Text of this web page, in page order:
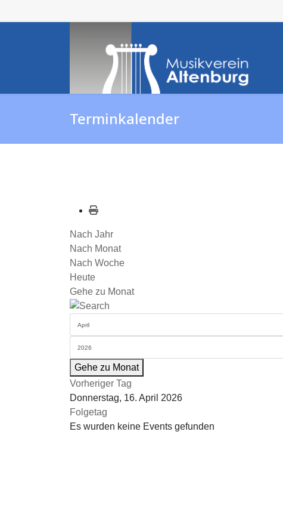
Terminkalender
Nach Jahr
Nach Monat
Nach Woche
Heute
Gehe zu Monat
Gehe zu Monat
Vorheriger Tag
Donnerstag, 16. April 2026
Folgetag
Es wurden keine Events gefunden